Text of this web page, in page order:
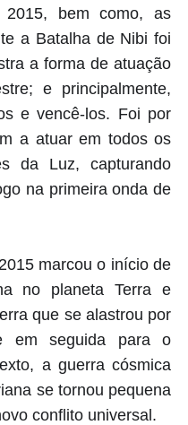
bem como, as
a Batalha de Nibi foi
a forma de atuação
e principalmente,
e vencê-los. Foi por
a atuar em todos os
da Luz, capturando
na primeira onda de
marcou o início de
no planeta Terra e
que se alastrou por
em seguida para o
a guerra cósmica
se tornou pequena
conflito universal.